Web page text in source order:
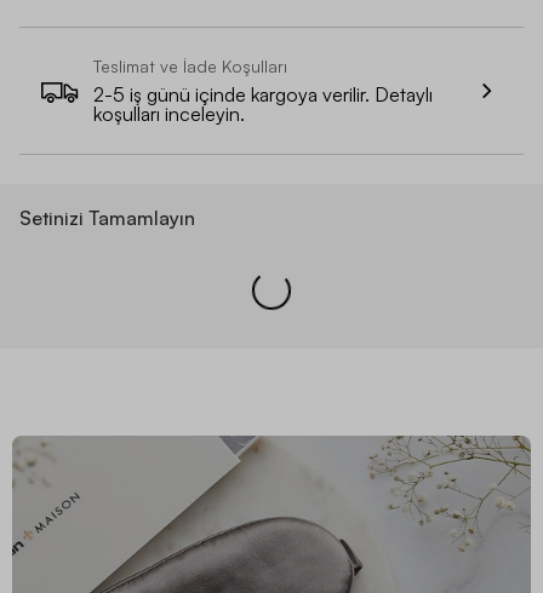
Teslimat ve İade Koşulları
2-5 iş günü içinde kargoya verilir. Detaylı
koşulları inceleyin.
Setinizi Tamamlayın